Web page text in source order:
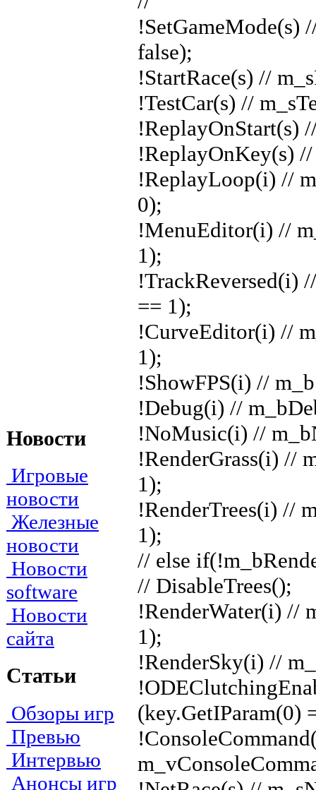
Новости
Игровые
новости
Железные
новости
Новости
software
Новости
сайта
Статьи
Обзоры игр
Превью
Интервью
Анонсы игр
!SetGameMode(s)
false);
!StartRace(s) //
!TestCar(s) //
!ReplayOnStart(s)
!ReplayOnKey(s)
!ReplayLoop(i) //
0);
!MenuEditor(i) //
1);
!TrackReversed(i)
== 1);
!CurveEditor(i) //
1);
!ShowFPS(i) //
!Debug(i) //
!NoMusic(i) //
!RenderGrass(i) //
1);
!RenderTrees(i) //
1);
// else
// DisableTrees();
!RenderWater(i) //
1);
!RenderSky(i) //
(key.GetIParam(0)